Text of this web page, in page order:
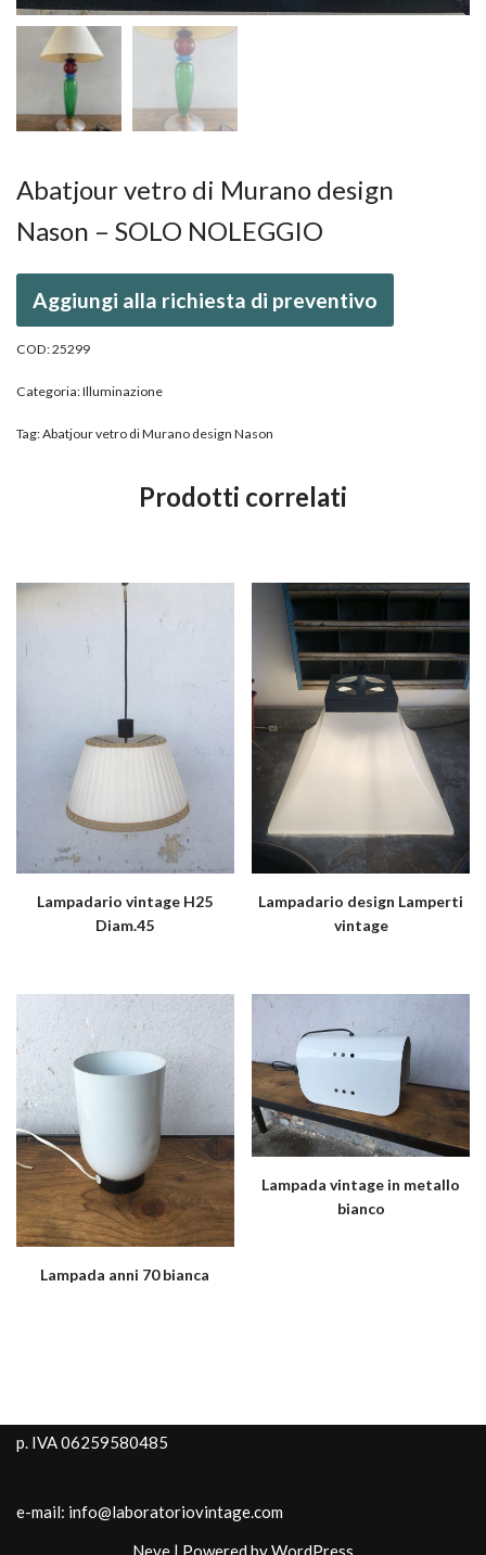
Abatjour vetro di Murano design
Nason – SOLO NOLEGGIO
Aggiungi alla richiesta di preventivo
COD:25299
Categoria:Illuminazione
Tag:Abatjour vetro di Murano design Nason
Prodotti correlati
Lampadario vintage H25
Diam.45
Lampadario design Lamperti
vintage
Lampada anni 70 bianca
Lampada vintage in metallo
bianco
p. IVA 06259580485
e-mail: info@laboratoriovintage.com
Neve | Powered byWordPress